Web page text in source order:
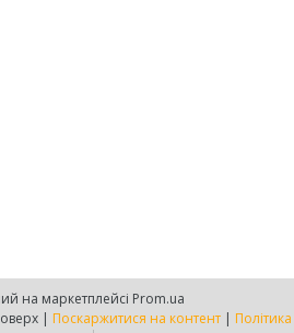
на маркетплейсі Prom.ua
Є-груп, м. Дніпро, пр-т Олександра Поля, 11, 4 поверх | Поскаржитися на контент |